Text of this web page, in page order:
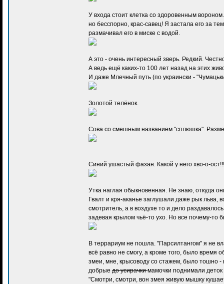
У входа стоит клетка со здоровенным
но бесспорно, крас-савец! Я застала его за
размачивал его в миске с водой.
А это - очень интересный зверь. Редкий.
А ведь ещё каких-то 100 лет назад на этих
И даже Млечный путь (по украински -
Золотой телёнок.
Сова со смешным названием "сплюшка".
Синий ушастый фазан. Какой у него хво-о-ост!!!
Утка наглая обыкновенная. Не знаю, откуда
Гвалт и кря-аканье заглушали даже рык льва,
смотритель, а в воздухе то и дело
задевая крылом чьё-то ухо. Но все почему-то
В террариум не пошла. "Парсилтангом" я не
всё равно не смогу, а кроме того, было время
змеи, мне, крысоводу со стажем, было тошно -
добрые до усирачкимамочки поднимали
"Смотри, смотри, вон змея живую мышку